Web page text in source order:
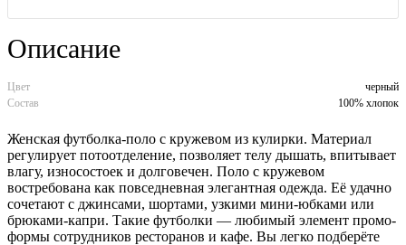
Описание
Цвет
черный
Состав
100% хлопок
Женская футболка-поло с кружевом из кулирки. Материал
регулирует потоотделение, позволяет телу дышать, впитывает
влагу, износостоек и долговечен. Поло с кружевом
востребована как повседневная элегантная одежда. Её удачно
сочетают с джинсами, шортами, узкими мини-юбками или
брюками-капри. Такие футболки — любимый элемент промо-
формы сотрудников ресторанов и кафе. Вы легко подберёте